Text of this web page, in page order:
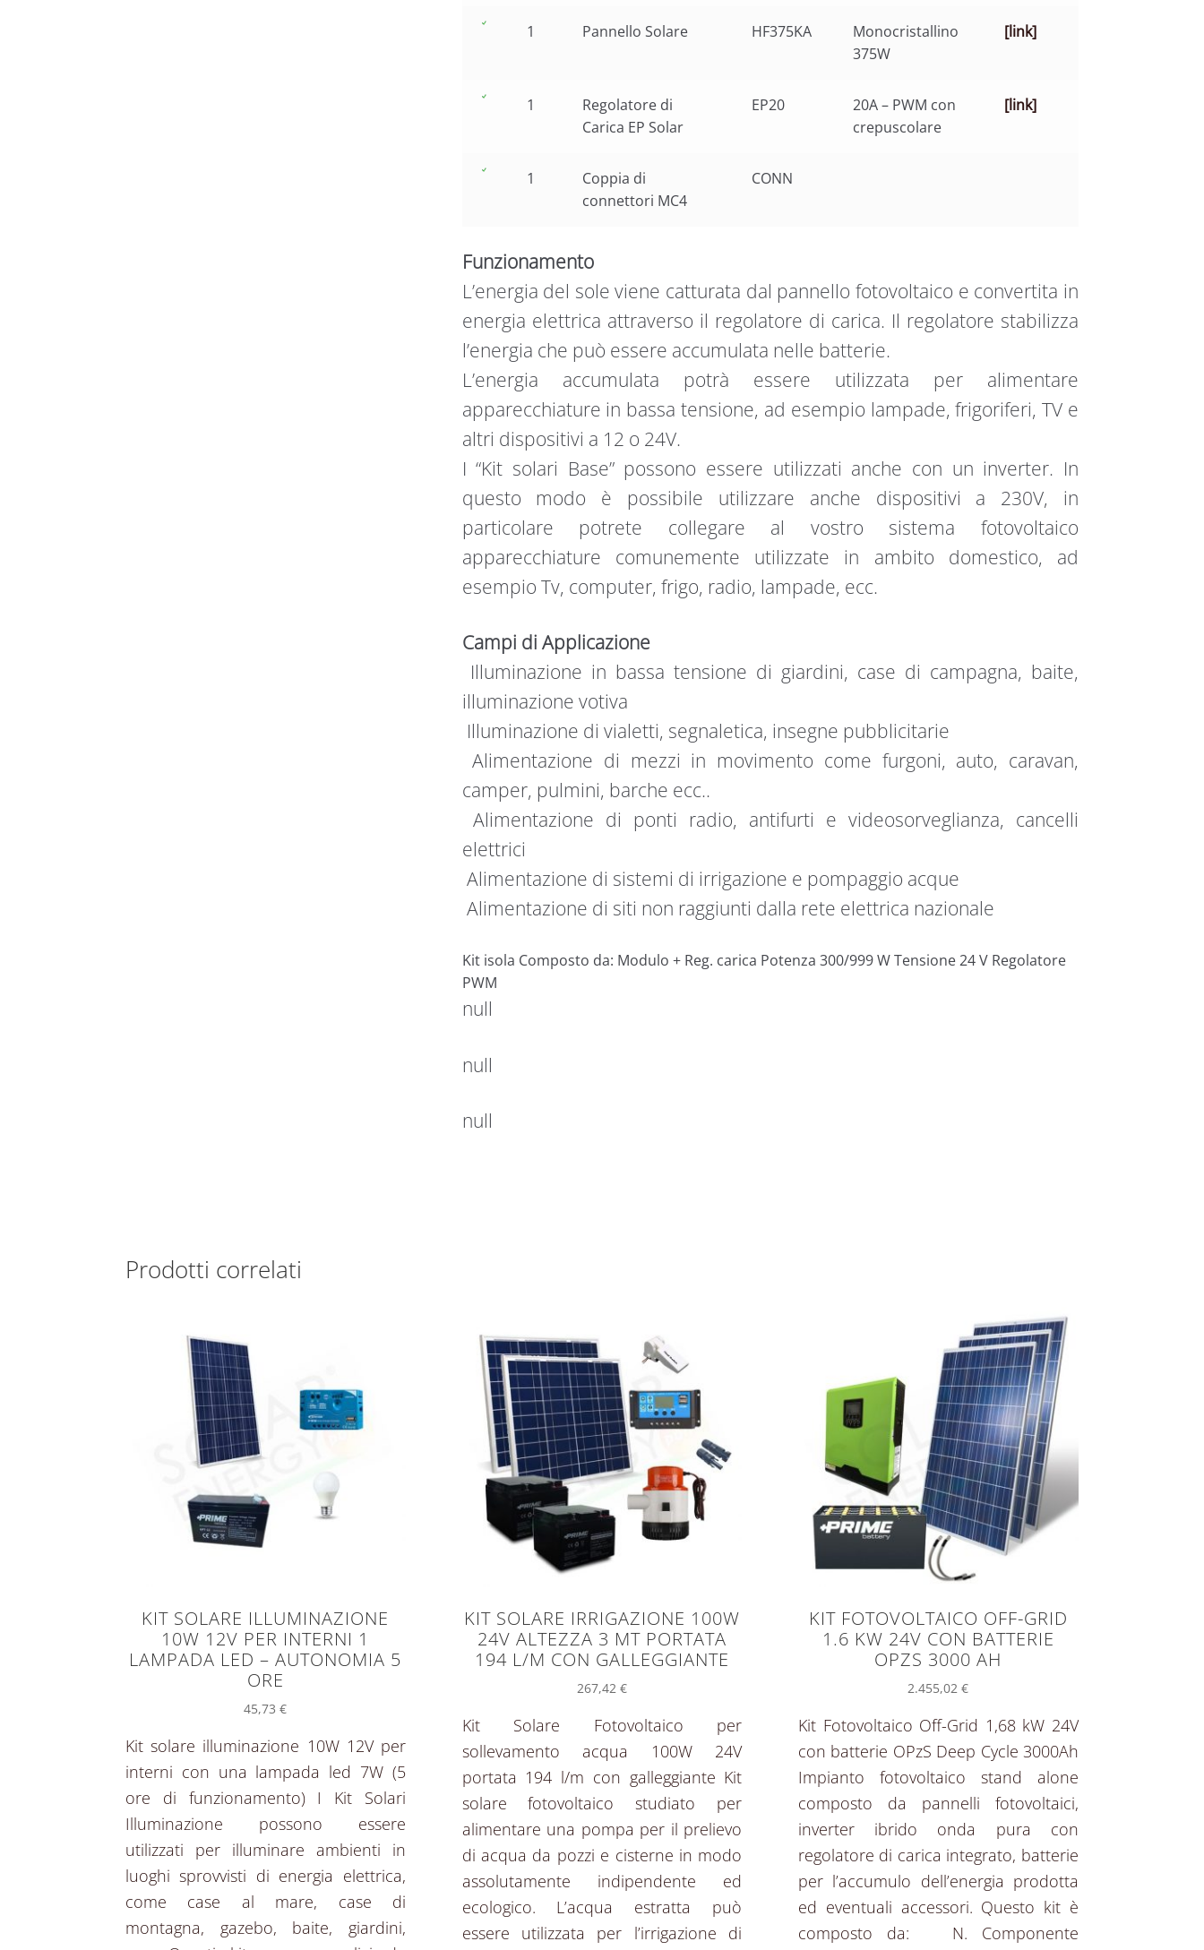
1 Pannello Solare HF375KA
Monocristallino
375W
[link]
1
Regolatore di
Carica EP Solar
EP20
20A – PWM con
crepuscolare
[link]
1
Coppia di
connettori MC4
CONN
Funzionamento
L’energia del sole viene catturata dal pannello fotovoltaico e convertita in
energia elettrica attraverso il regolatore di carica. Il regolatore stabilizza
l’energia che può essere accumulata nelle batterie.
L’energia accumulata potrà essere utilizzata per alimentare
apparecchiature in bassa tensione, ad esempio lampade, frigoriferi, TV e
altri dispositivi a 12 o 24V.
I “Kit solari Base” possono essere utilizzati anche con un inverter. In
questo modo è possibile utilizzare anche dispositivi a 230V, in
particolare potrete collegare al vostro sistema fotovoltaico
apparecchiature comunemente utilizzate in ambito domestico, ad
esempio Tv, computer, frigo, radio, lampade, ecc.
Campi di Applicazione
Illuminazione in bassa tensione di giardini, case di campagna, baite,
illuminazione votiva
Illuminazione di vialetti, segnaletica, insegne pubblicitarie
Alimentazione di mezzi in movimento come furgoni, auto, caravan,
camper, pulmini, barche ecc..
Alimentazione di ponti radio, antifurti e videosorveglianza, cancelli
elettrici
Alimentazione di sistemi di irrigazione e pompaggio acque
Alimentazione di siti non raggiunti dalla rete elettrica nazionale
Kit isola Composto da: Modulo + Reg. carica Potenza 300/999 W Tensione 24 V Regolatore
PWM
null
null
null
Prodotti correlati
KIT SOLARE ILLUMINAZIONE
10W 12V PER INTERNI 1
LAMPADA LED – AUTONOMIA 5
ORE
45,73€
Kit solare illuminazione 10W 12V per
interni con una lampada led 7W (5
ore di funzionamento) I Kit Solari
Illuminazione possono essere
utilizzati per illuminare ambienti in
luoghi sprovvisti di energia elettrica,
come case al mare, case di
montagna, gazebo, baite, giardini,
KIT SOLARE IRRIGAZIONE 100W
24V ALTEZZA 3 MT PORTATA
194 L/M CON GALLEGGIANTE
267,42 €
Kit Solare Fotovoltaico per
sollevamento acqua 100W 24V
portata 194 l/m con galleggiante Kit
solare fotovoltaico studiato per
alimentare una pompa per il prelievo
di acqua da pozzi e cisterne in modo
assolutamente indipendente ed
ecologico. L’acqua estratta può
essere utilizzata per l’irrigazione di
KIT FOTOVOLTAICO OFF-GRID
1.6 KW 24V CON BATTERIE
OPZS 3000 AH
2.455,02€
Kit Fotovoltaico Off-Grid 1,68 kW 24V
con batterie OPzS Deep Cycle 3000Ah
Impianto fotovoltaico stand alone
composto da pannelli fotovoltaici,
inverter ibrido onda pura con
regolatore di carica integrato, batterie
per l’accumulo dell’energia prodotta
ed eventuali accessori. Questo kit è
composto da: N. Componente